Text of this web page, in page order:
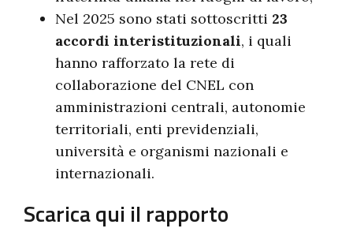
Nel 2025 sono stati sottoscritti 23
accordi interistituzionali, i quali
hanno rafforzato la rete di
collaborazione del CNEL con
amministrazioni centrali, autonomie
territoriali, enti previdenziali,
università e organismi nazionali e
internazionali.
Scarica qui il rapporto